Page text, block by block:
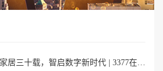
材赋美好家居三十载，智启数字新时代 | 3377在线30周年庆典圆满成功！